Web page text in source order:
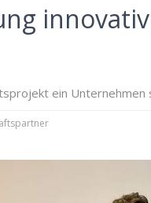
ein Unternehmen